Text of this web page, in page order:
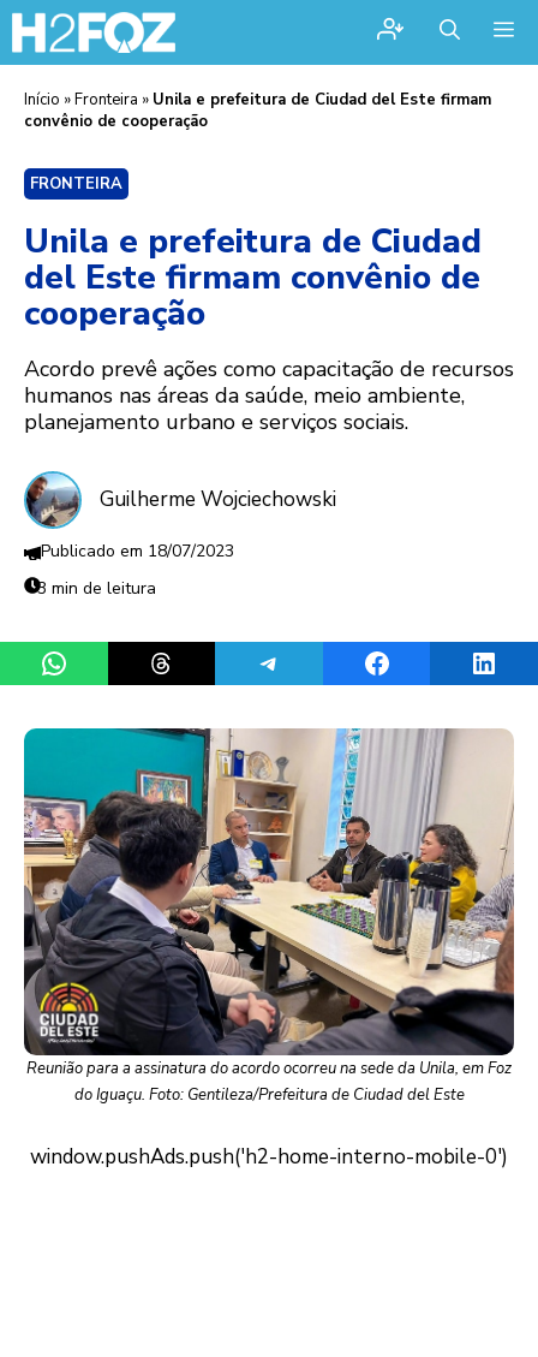
Início »Fronteira » Unila e prefeitura de Ciudad del Este firmam
convênio de cooperação
FRONTEIRA
Unila e prefeitura de Ciudad
del Este firmam convênio de
cooperação
Acordo prevê ações como capacitação de recursos
humanos nas áreas da saúde, meio ambiente,
planejamento urbano e serviços sociais.
Guilherme Wojciechowski
18/07/2023
3 min de leitura
Share on WhatsAppShare on ThreadsShare on TelegramShare on Facebook
Reunião para a assinatura do acordo ocorreu na sede da Unila, em Foz
do Iguaçu. Foto: Gentileza/Prefeitura de Ciudad del Este